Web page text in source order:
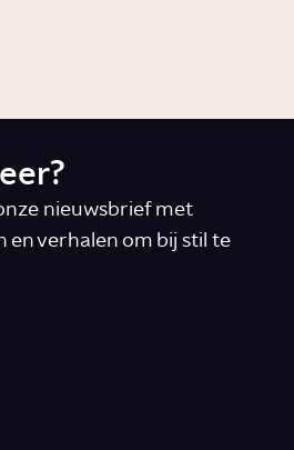
nieuwsbrief met
en verhalen om bij stil te